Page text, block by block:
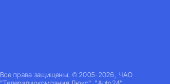
Все права защищены. © 2005-2026, ЧАО